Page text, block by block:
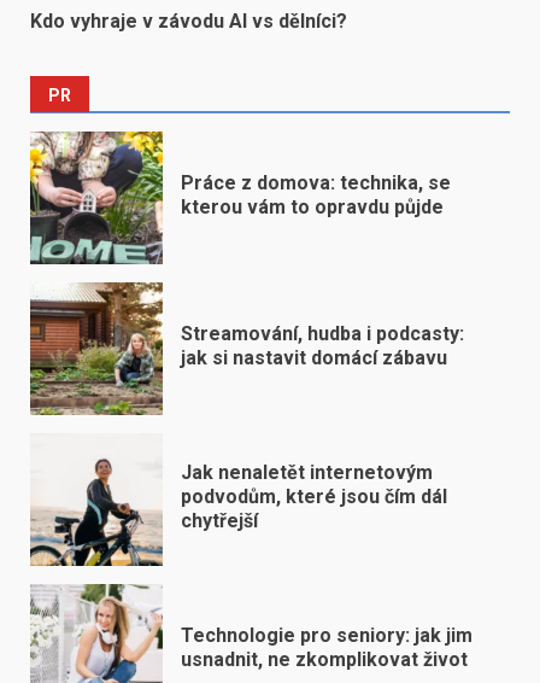
Kdo vyhraje v závodu AI vs dělníci?
PR
Práce z domova: technika, se
kterou vám to opravdu půjde
Streamování, hudba i podcasty:
jak si nastavit domácí zábavu
Jak nenaletět internetovým
podvodům, které jsou čím dál
chytřejší
Technologie pro seniory: jak jim
usnadnit, ne zkomplikovat život